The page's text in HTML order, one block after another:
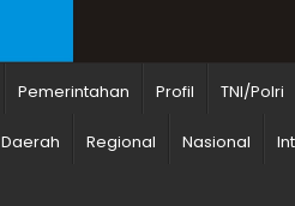
Pemerintahan Profil TNI/Polri
Daerah Regional Nasional